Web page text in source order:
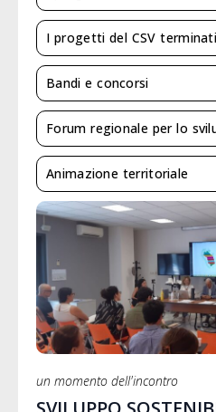
un momento dell'incontro
I progetti del CSV terminati
Bandi e concorsi
Forum regionale per lo
Animazione territoriale